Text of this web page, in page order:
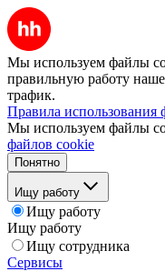
Мы используем файлы
правильную работу
трафик.
Правила использования
Мы используем файлы
файлов cookie
Понятно
Ищу работу
Ищу работу
Ищу работу
Ищу сотрудника
Сервисы